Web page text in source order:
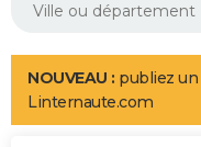
Art de vivre
Bien-être
Loisirs
Mode
Modes de vie
SANTE
Alimentation
Guide de la santé
Maladies
Médicaments
Sommeil
+
NOUVEAU : publiez un
Linternaute.com